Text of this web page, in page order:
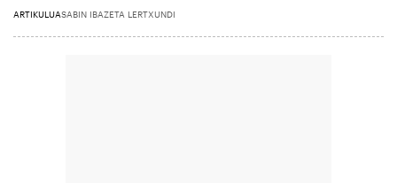
ARTIKULUASABIN IBAZETA LERTXUNDI